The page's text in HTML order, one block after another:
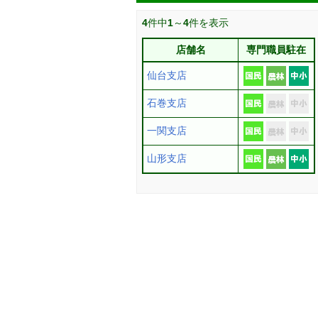
4件中1～4件を表示
店舗名 専門職員駐在
仙台支店
石巻支店
一関支店
山形支店